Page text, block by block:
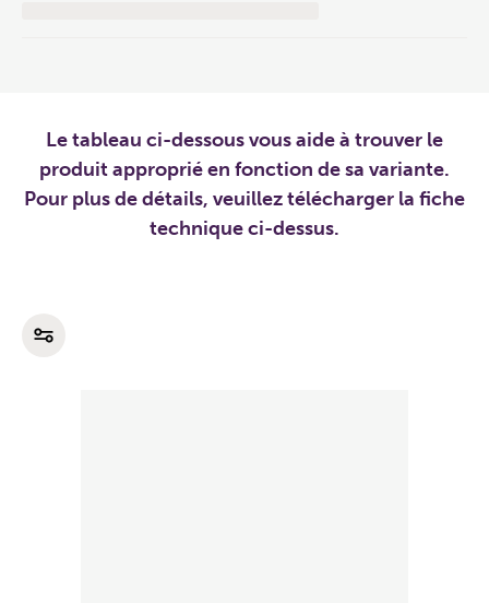
Le tableau ci-dessous vous aide à trouver le
produit approprié en fonction de sa variante.
Pour plus de détails, veuillez télécharger la fiche
technique ci-dessus.